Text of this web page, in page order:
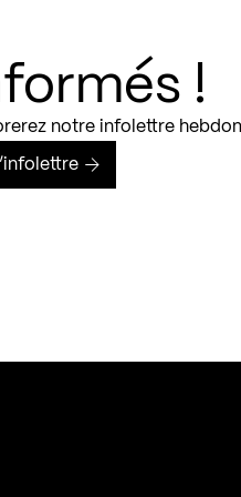
!
notre infolettre